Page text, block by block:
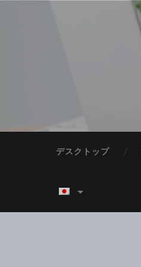
デスクトップ